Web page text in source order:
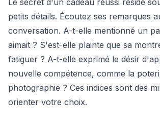
Le secret d'un cadeau réussi réside
petits détails. Écoutez ses remarques
conversation. A-t-elle mentionné un
aimait ? S'est-elle plainte que sa
fatiguer ? A-t-elle exprimé le désir
nouvelle compétence, comme la
photographie ? Ces indices sont des
orienter votre choix.